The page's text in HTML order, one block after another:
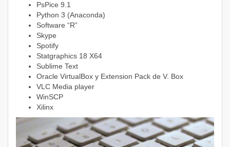
PsPice 9.1
Python 3 (Anaconda)
Software “R”
Skype
Spotify
Statgraphics 18 X64
Sublime Text
Oracle VirtualBox y Extension Pack de V. Box
VLC Media player
WinSCP
Xilinx